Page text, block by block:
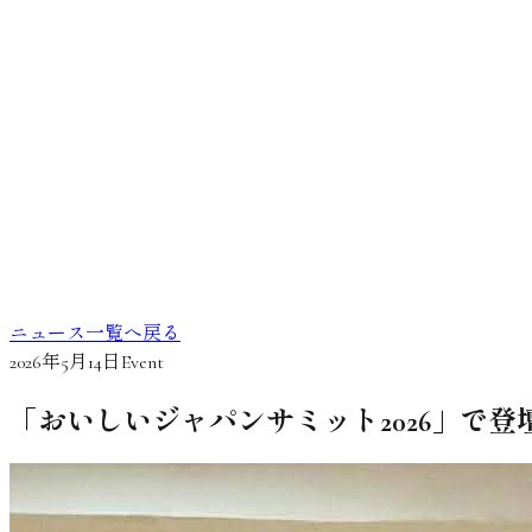
ニュース一覧へ戻る
2026年5月14日 Event
「おいしいジャパンサミット2026」で登